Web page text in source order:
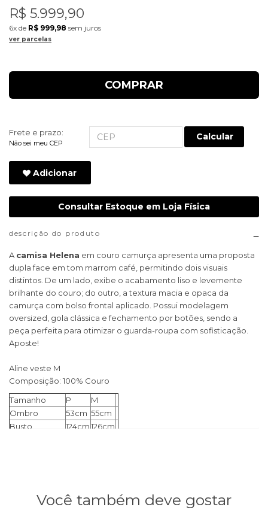
R$ 5.999,90
6x de R$ 999,98 sem juros
ver parcelas
COMPRAR
Frete e prazo:
Não sei meu CEP
Calcular
Adicionar
Consultar Estoque em Loja Física
descrição do produto
A camisa Helena em couro camurça apresenta uma proposta
dupla face em tom marrom café, permitindo dois visuais
distintos. De um lado, exibe o acabamento liso e levemente
brilhante do couro; do outro, a textura macia e opaca da
camurça com bolso frontal aplicado. Possui modelagem
oversized, gola clássica e fechamento por botões, sendo a
peça perfeita para otimizar o guarda-roupa com sofisticação.
Aposte!
Aline veste M
Composição: 100% Couro
Tamanho
P
M
Ombro
53cm 55cm
Busto
124cm126cm
Você também deve gostar